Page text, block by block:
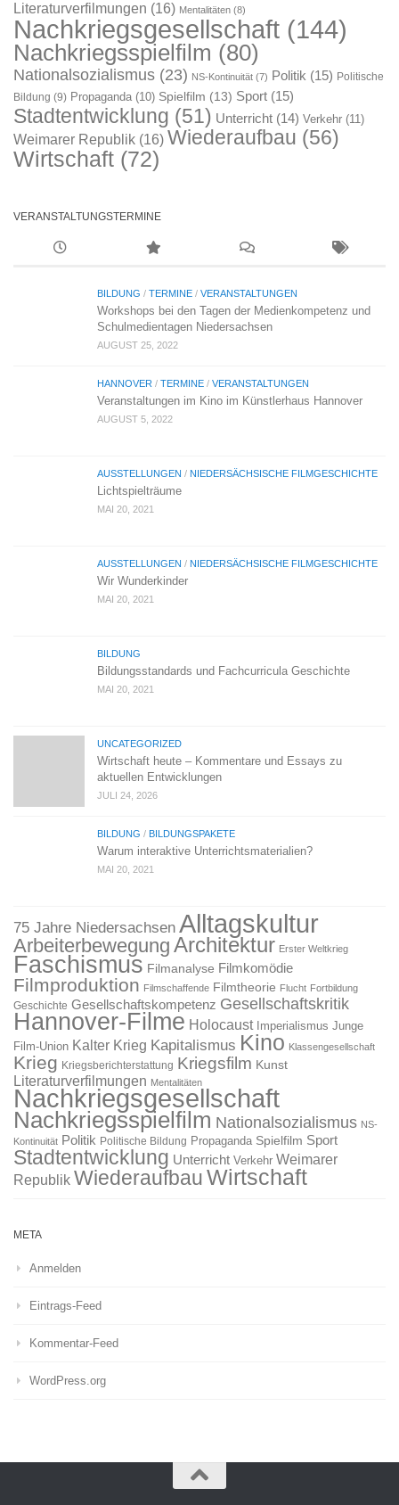
Literaturverfilmungen (16) Mentalitäten (8)
Nachkriegsgesellschaft (144)
Nachkriegsspielfilm (80)
Nationalsozialismus (23) NS-Kontinuität (7) Politik (15) Politische
Bildung (9) Propaganda (10) Spielfilm (13) Sport (15)
Stadtentwicklung (51) Unterricht (14) Verkehr (11)
Weimarer Republik (16) Wiederaufbau (56)
Wirtschaft (72)
VERANSTALTUNGSTERMINE
BILDUNG / TERMINE / VERANSTALTUNGEN
Workshops bei den Tagen der Medienkompetenz und
Schulmedientagen Niedersachsen
AUGUST 25, 2022
HANNOVER / TERMINE / VERANSTALTUNGEN
Veranstaltungen im Kino im Künstlerhaus Hannover
AUGUST 5, 2022
AUSSTELLUNGEN / NIEDERSÄCHSISCHE FILMGESCHICHTE
Lichtspielträume
MAI 20, 2021
AUSSTELLUNGEN / NIEDERSÄCHSISCHE FILMGESCHICHTE
Wir Wunderkinder
MAI 20, 2021
BILDUNG
Bildungsstandards und Fachcurricula Geschichte
MAI 20, 2021
UNCATEGORIZED
Wirtschaft heute – Kommentare und Essays zu
aktuellen Entwicklungen
JULI 24, 2026
BILDUNG / BILDUNGSPAKETE
Warum interaktive Unterrichtsmaterialien?
MAI 20, 2021
75 Jahre Niedersachsen Alltagskultur
Arbeiterbewegung Architektur Erster Weltkrieg
Faschismus Filmanalyse Filmkomödie
Filmproduktion Filmschaffende Filmtheorie Flucht Fortbildung
Geschichte Gesellschaftskompetenz Gesellschaftskritik
Hannover-Filme Holocaust Imperialismus Junge
Film-Union Kalter Krieg Kapitalismus Kino Klassengesellschaft
Krieg Kriegsberichterstattung Kriegsfilm Kunst
Literaturverfilmungen Mentalitäten
Nachkriegsgesellschaft
Nachkriegsspielfilm Nationalsozialismus NS-
Kontinuität Politik Politische Bildung Propaganda Spielfilm Sport
Stadtentwicklung Unterricht Verkehr Weimarer
Republik WiederaufbauWirtschaft
META
Anmelden
Eintrags-Feed
Kommentar-Feed
WordPress.org